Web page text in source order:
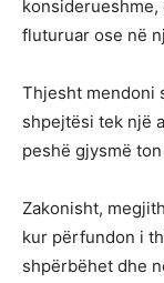
fluturuar ose në
Thjesht mendoni
shpejtësi tek një
peshë gjysmë
Zakonisht,
kur përfundon i
shpërbëhet dhe